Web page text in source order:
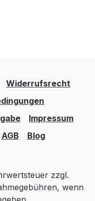
Widerrufsrecht
Impressum
AGB Blog
zzgl.
wenn